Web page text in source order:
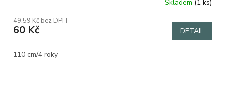
Skladem (1 ks)
49,59 Kč bez DPH
60 Kč DETAIL
110 cm/4 roky